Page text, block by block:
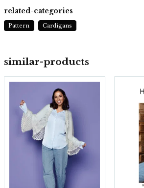
similar-products
related-categories
Pattern Cardigans